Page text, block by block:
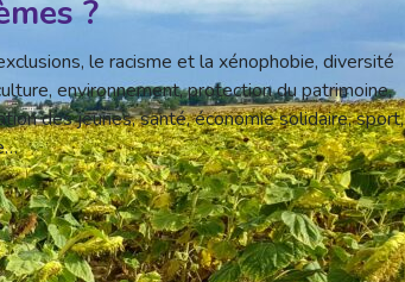
?
le racisme et la xénophobie, diversité
environnement, protection du patrimoine,
des jeunes, santé, économie solidaire, sport,